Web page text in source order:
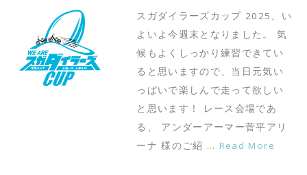
スガダイラーズカップ 2025、い
よいよ今週末となりました。 気
候もよくしっかり練習できてい
ると思いますので、当日元気い
っぱいで楽しんで走って欲しい
と思います！ レース会場であ
る、 アンダーアーマー菅平アリ
ーナ 様のご紹 … Read More